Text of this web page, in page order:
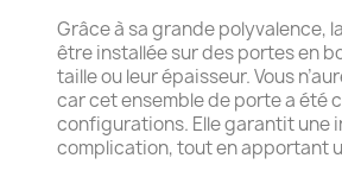
Grâce à sa grande polyvalence,
être installée sur des portes en
taille ou leur épaisseur. Vous
car cet ensemble de porte a été
configurations. Elle garantit une
complication, tout en apportant